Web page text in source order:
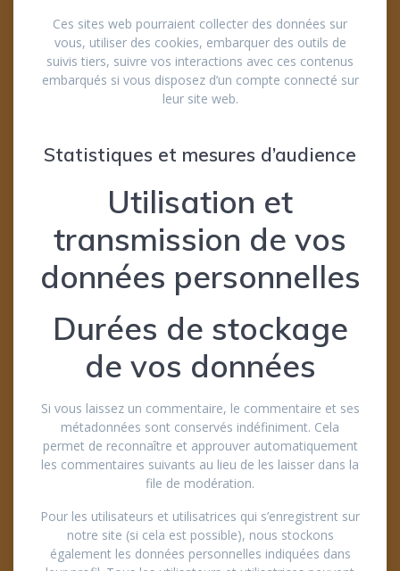
Ces sites web pourraient collecter des données sur
vous, utiliser des cookies, embarquer des outils de
suivis tiers, suivre vos interactions avec ces contenus
embarqués si vous disposez d’un compte connecté sur
leur site web.
Statistiques et mesures d’audience
Utilisation et
transmission de vos
données personnelles
Durées de stockage
de vos données
Si vous laissez un commentaire, le commentaire et ses
métadonnées sont conservés indéfiniment. Cela
permet de reconnaître et approuver automatiquement
les commentaires suivants au lieu de les laisser dans la
file de modération.
Pour les utilisateurs et utilisatrices qui s’enregistrent sur
notre site (si cela est possible), nous stockons
également les données personnelles indiquées dans